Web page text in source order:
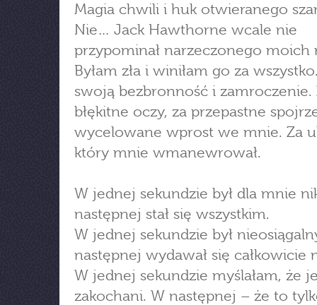
Magia chwili i huk otwieranego
Nie… Jack Hawthorne wcale nie
przypominał narzeczonego moich
Byłam zła i winiłam go za
swoją bezbronność i zamroczenie.
błękitne oczy, za przepastne
wycelowane wprost we mnie. Za
który mnie wmanewrował.
W jednej sekundzie był dla mnie
następnej stał się wszystkim.
W jednej sekundzie był
następnej wydawał się całkowicie
W jednej sekundzie myślałam, że
zakochani. W następnej – że to